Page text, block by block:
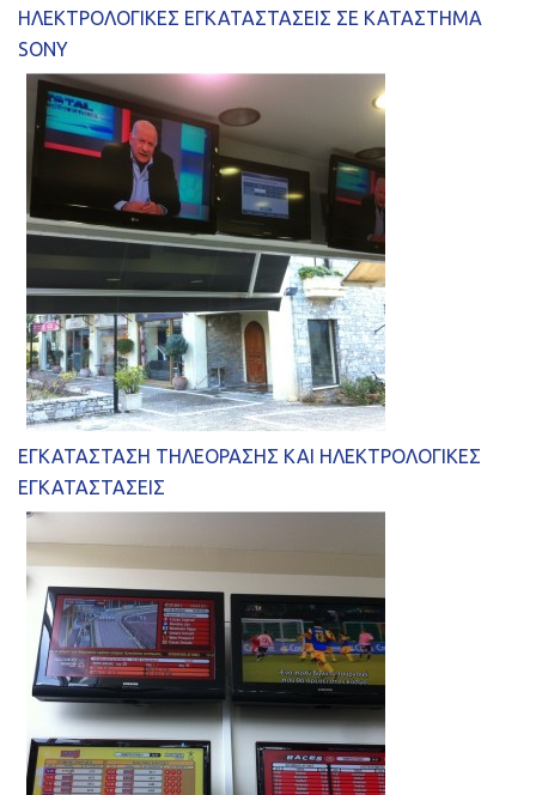
ΗΛΕΚΤΡΟΛΟΓΙΚΕΣ ΕΓΚΑΤΑΣΤΑΣΕΙΣ ΣΕ ΚΑΤΑΣΤΗΜΑ
SONY
ΕΓΚΑΤΑΣΤΑΣΗ ΤΗΛΕΟΡΑΣΗΣ ΚΑΙ ΗΛΕΚΤΡΟΛΟΓΙΚΕΣ
ΕΓΚΑΤΑΣΤΑΣΕΙΣ